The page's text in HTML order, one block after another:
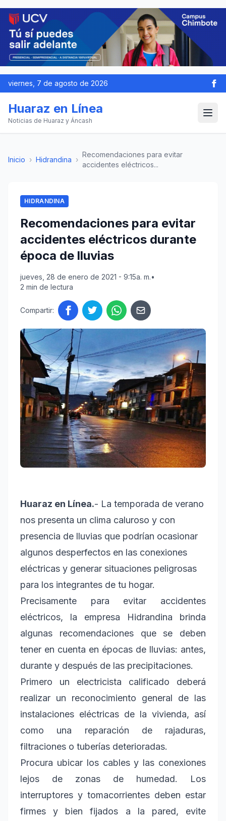
viernes, 7 de agosto de 2026
Huaraz en Línea
Noticias de Huaraz y Áncash
Inicio › Hidrandina ›
Recomendaciones para evitar
accidentes eléctricos...
HIDRANDINA
Recomendaciones para evitar
accidentes eléctricos durante
época de lluvias
jueves, 28 de enero de 2021 - 9:15a. m.•
2 min de lectura
Compartir:
Huaraz en Línea.- La temporada de verano
nos presenta un clima caluroso y con
presencia de lluvias que podrían ocasionar
algunos desperfectos en las conexiones
eléctricas y generar situaciones peligrosas
para los integrantes de tu hogar.
Precisamente para evitar accidentes
eléctricos, la empresa Hidrandina brinda
algunas recomendaciones que se deben
tener en cuenta en épocas de lluvias: antes,
durante y después de las precipitaciones.
Primero un electricista calificado deberá
realizar un reconocimiento general de las
instalaciones eléctricas de la vivienda, así
como una reparación de rajaduras,
filtraciones o tuberías deterioradas.
Procura ubicar los cables y las conexiones
lejos de zonas de humedad. Los
interruptores y tomacorrientes deben estar
firmes y bien fijados a la pared, evite